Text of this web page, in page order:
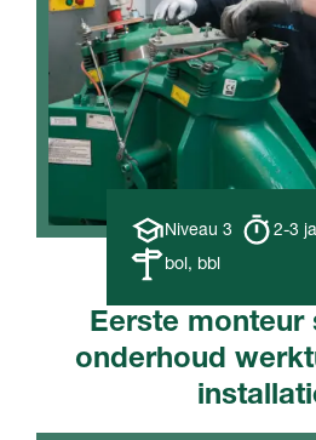
Opleiding
Niveau 3
duur
2-3
Leerweg
bol, bbl
Eerste monteur
onderhoud